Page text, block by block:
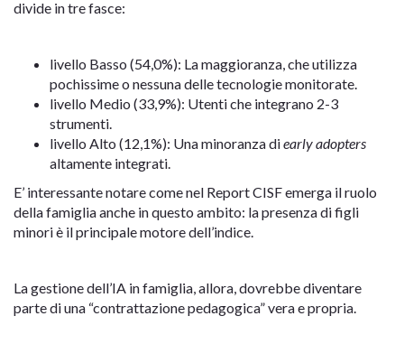
divide in tre fasce:
livello Basso (54,0%): La maggioranza, che utilizza
pochissime o nessuna delle tecnologie monitorate.
livello Medio (33,9%): Utenti che integrano 2-3
strumenti.
livello Alto (12,1%): Una minoranza diearly adopters
altamente integrati.
E’ interessante notare come nel Report CISF emerga il ruolo
della famiglia anche in questo ambito: la presenza di figli
minori è il principale motore dell’indice.
La gestione dell’IA in famiglia, allora, dovrebbe diventare
parte di una “contrattazione pedagogica” vera e propria.